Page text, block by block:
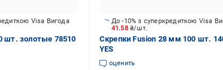
Visa Вигода
шт. золотые 78510
41.58 ₴/шт.
До -10% з суперкредиткою Visa
Скрепки Fusion 28 мм 100 шт.
YES
оценить